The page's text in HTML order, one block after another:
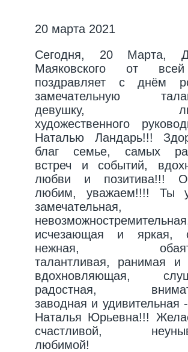
20 марта 2021
Сегодня, 20 Марта,
Маяковского от
поздравляет с днём
замечательную
девушку,
художественного
Наталью Ландарь!!!
благ семье, самых
встреч и событий,
любви и позитива!!!
любим, уважаем!!!! Ты
замечательная,
исчезающая и яркая,
нежная,
талантливая, ранимая и
вдохновляющая,
радостная,
заводная и удивительная
Наталья Юрьевна!!!
счастливой,
любимой!